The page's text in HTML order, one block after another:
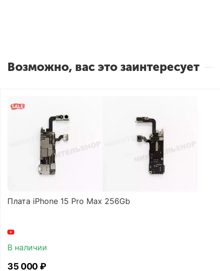
Возможно, вас это заинтересует
Плата iPhone 15 Pro Max 256Gb
В наличии
35 000₽